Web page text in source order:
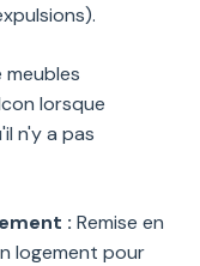
meubles
lorsque
n'y a pas
: Remise en
logement pour